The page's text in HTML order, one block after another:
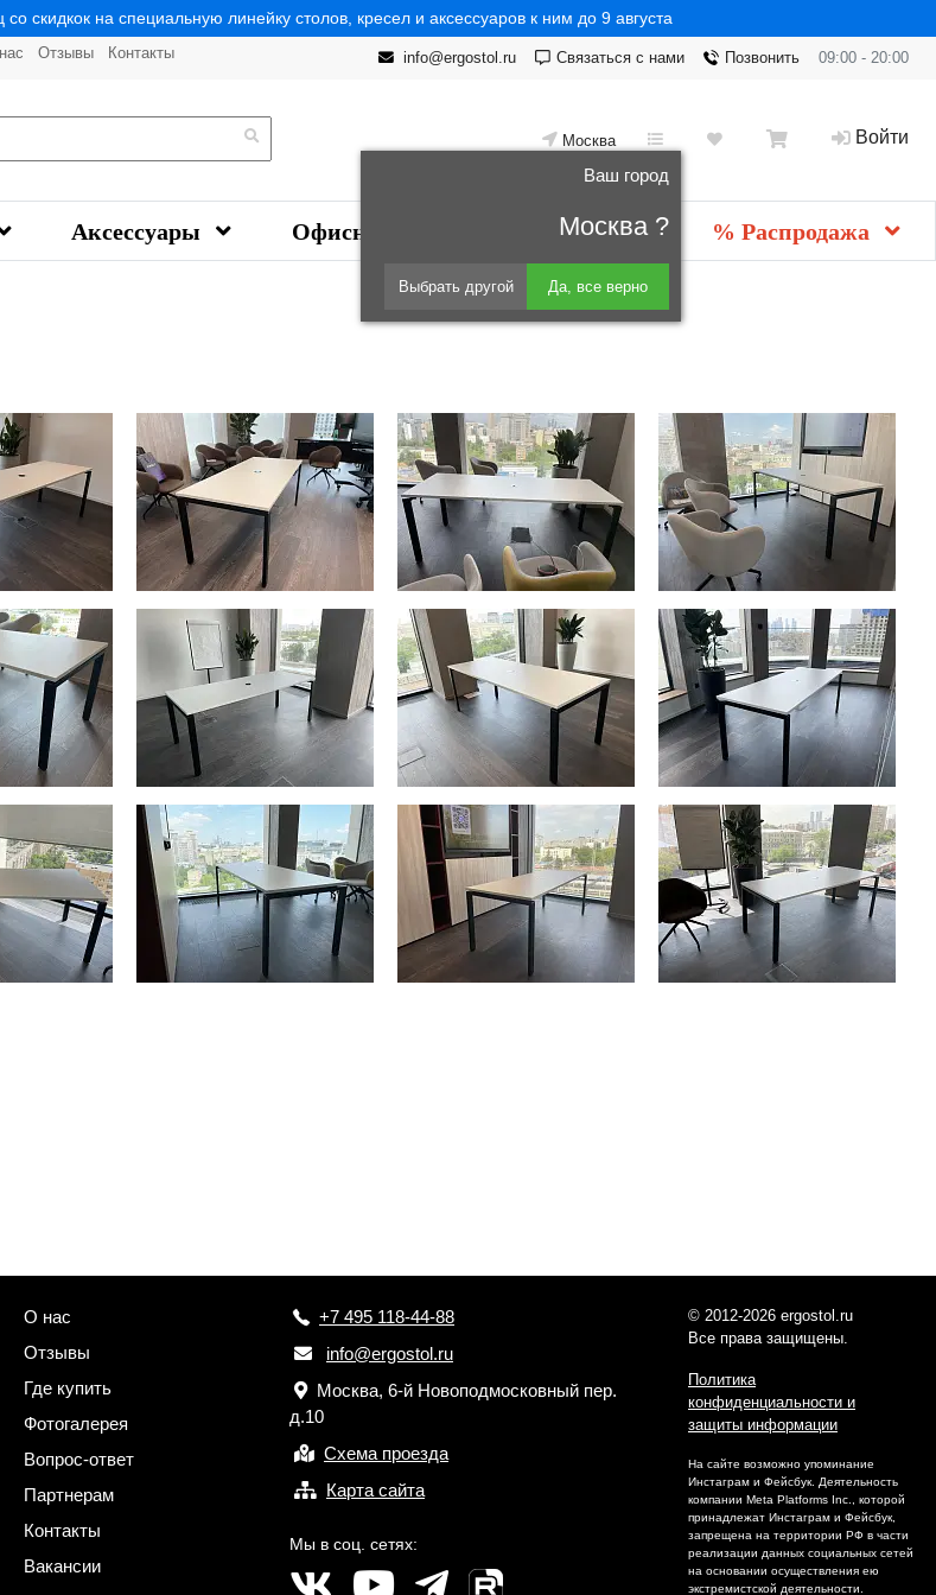
скидкок на специальную линейку столов, кресел и аксессуаров к ним до 9 августа
Отзывы Контакты 09:00 - 20:00
Позвонить
Связаться с нами
info@ergostol.ru
Москва
Ваш город
Москва ?
Выбрать другой Да, все верно
Войти
Аксессуары Офисная мебель Новинки % Распродажа
О нас
Отзывы
Где купить
Фотогалерея
Вопрос-ответ
Партнерам
Контакты
Вакансии
+7 495 118-44-88
info@ergostol.ru
Москва, 6-й Новоподмосковный пер.
д.10
Схема проезда
Карта сайта
Мы в соц. сетях:
© 2012-2026 ergostol.ru
Все права защищены.
Политика
конфиденциальности и
защиты информации
На сайте возможно упоминание
Инстаграм и Фейсбук. Деятельность
компании Meta Platforms Inc., которой
принадлежат Инстаграм и Фейсбук,
запрещена на территории РФ в части
реализации данных социальных сетей
на основании осуществления ею
экстремистской деятельности.